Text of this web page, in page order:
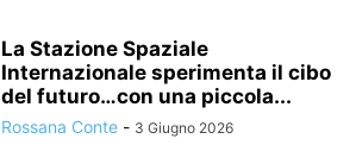
La Stazione Spaziale
Internazionale sperimenta il cibo
del futuro…con una piccola...
Rossana Conte - 3 Giugno 2026